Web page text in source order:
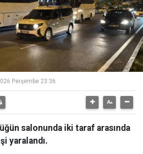
Perşembe 23:36
salonunda iki taraf arasında
yaralandı.